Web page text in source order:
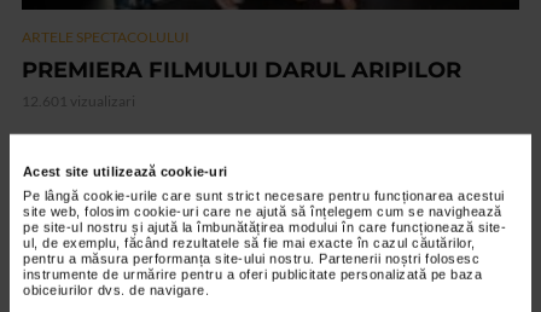
Acest site utilizează cookie-uri
Pe lângă cookie-urile care sunt strict necesare pentru funcționarea acestui
site web, folosim cookie-uri care ne ajută să înțelegem cum se navighează
pe site-ul nostru și ajută la îmbunătățirea modului în care funcționează site-
ul, de exemplu, făcând rezultatele să fie mai exacte în cazul căutărilor,
pentru a măsura performanța site-ului nostru. Partenerii noștri folosesc
instrumente de urmărire pentru a oferi publicitate personalizată pe baza
obiceiurilor dvs. de navigare.
ARTELE SPECTACOLULUI
PREMIERA FILMULUI DARUL ARIPILOR
12.601 vizualizari
VIDEO